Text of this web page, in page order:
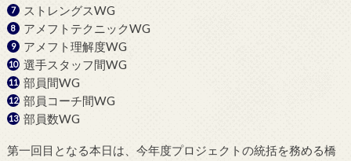
ストレングスWG
アメフトテクニックWG
アメフト理解度WG
選手スタッフ間WG
部員間WG
部員コーチ間WG
部員数WG
第一回目となる本日は、今年度プロジェクトの統括を務める橋